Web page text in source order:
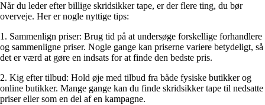
Når du leder efter billige skridsikker tape, er der flere ting, du bør
overveje. Her er nogle nyttige tips:
1. Sammenlign priser: Brug tid på at undersøge forskellige forhandlere
og sammenligne priser. Nogle gange kan priserne variere betydeligt, så
det er værd at gøre en indsats for at finde den bedste pris.
2. Kig efter tilbud: Hold øje med tilbud fra både fysiske butikker og
online butikker. Mange gange kan du finde skridsikker tape til nedsatte
priser eller som en del af en kampagne.